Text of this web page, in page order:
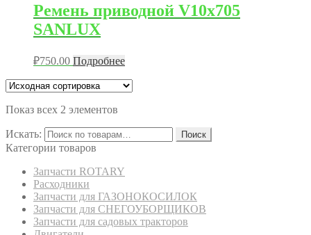
Ремень приводной V10x705
SANLUX
₽750.00 Подробнее
Показ всех 2 элементов
Искать: Поиск
Категории товаров
Запчасти ROTARY
Расходники
Запчасти для ГАЗОНОКОСИЛОК
Запчасти для СНЕГОУБОРЩИКОВ
Запчасти для садовых тракторов